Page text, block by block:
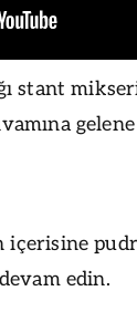
stant
içerisine
edin.